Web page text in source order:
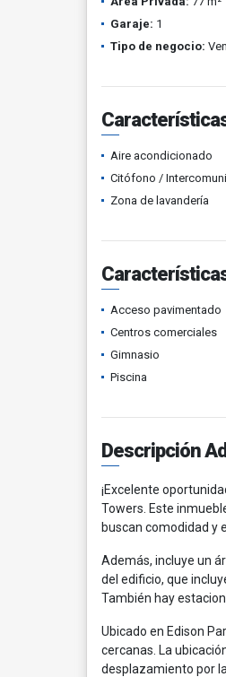
Garaje: 1
Tipo de negocio:
Aire acondicionado
Citófono /
Zona de lavandería
Acceso pavimentado
Centros comerciales
Gimnasio
Piscina
Descripción
¡Excelente
Towers. Este
buscan comodidad y
Además, incluye un
del edificio, que
También hay
Ubicado en Edison
cercanas. La
desplazamiento por la